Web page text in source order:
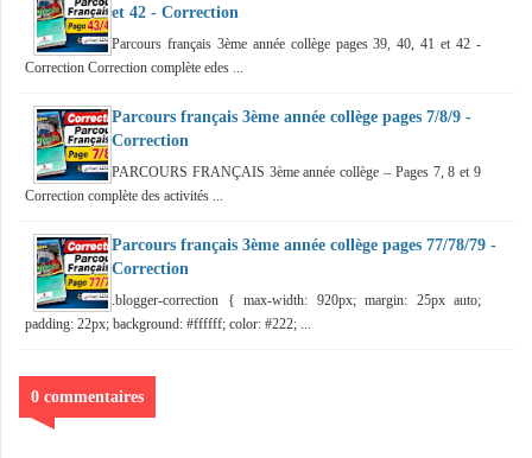
et 42 - Correction
Parcours français 3ème année collège pages 39, 40, 41 et 42 -
Correction Correction complète edes ...
Parcours français 3ème année collège pages 7/8/9 -
Correction
PARCOURS FRANÇAIS 3ème année collège – Pages 7, 8 et 9
Correction complète des activités ...
Parcours français 3ème année collège pages 77/78/79 -
Correction
.blogger-correction { max-width: 920px; margin: 25px auto;
padding: 22px; background: #ffffff; color: #222; ...
0 commentaires